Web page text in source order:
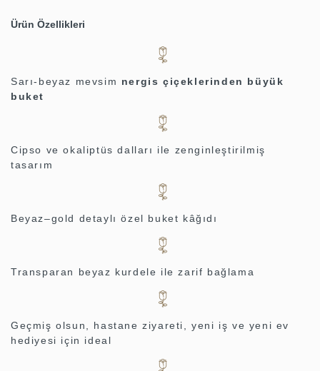
Ürün Özellikleri
Sarı-beyaz mevsim nergis çiçeklerinden büyük
buket
Cipso ve okaliptüs dalları ile zenginleştirilmiş
tasarım
Beyaz–gold detaylı özel buket kâğıdı
Transparan beyaz kurdele ile zarif bağlama
Geçmiş olsun, hastane ziyareti, yeni iş ve yeni ev
hediyesi için ideal